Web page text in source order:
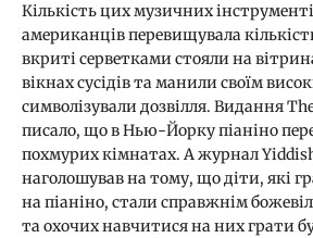
Кількість цих музичних
американців перевищувала
вкриті серветками стояли на
вікнах сусідів та манили своїм
символізували дозвілля. Видання
писало, що в Нью-Йорку піаніно
похмурих кімнатах. А журнал
наголошував на тому, що діти, які
на піаніно, стали справжнім
та охочих навчитися на них грати